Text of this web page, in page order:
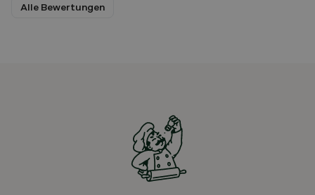
Alle Bewertungen